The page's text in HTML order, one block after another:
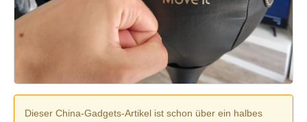
Dieser China-Gadgets-Artikel ist schon über ein halbes